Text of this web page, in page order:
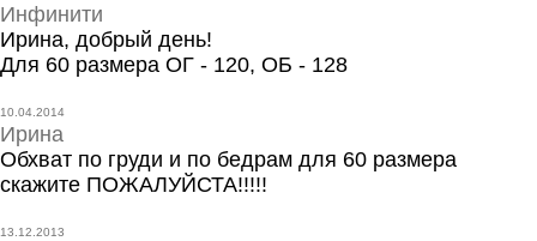
Инфинити
Ирина, добрый день!
Для 60 размера ОГ - 120, ОБ - 128
10.04.2014
Ирина
Обхват по груди и по бедрам для 60 размера
скажите ПОЖАЛУЙСТА!!!!!
13.12.2013